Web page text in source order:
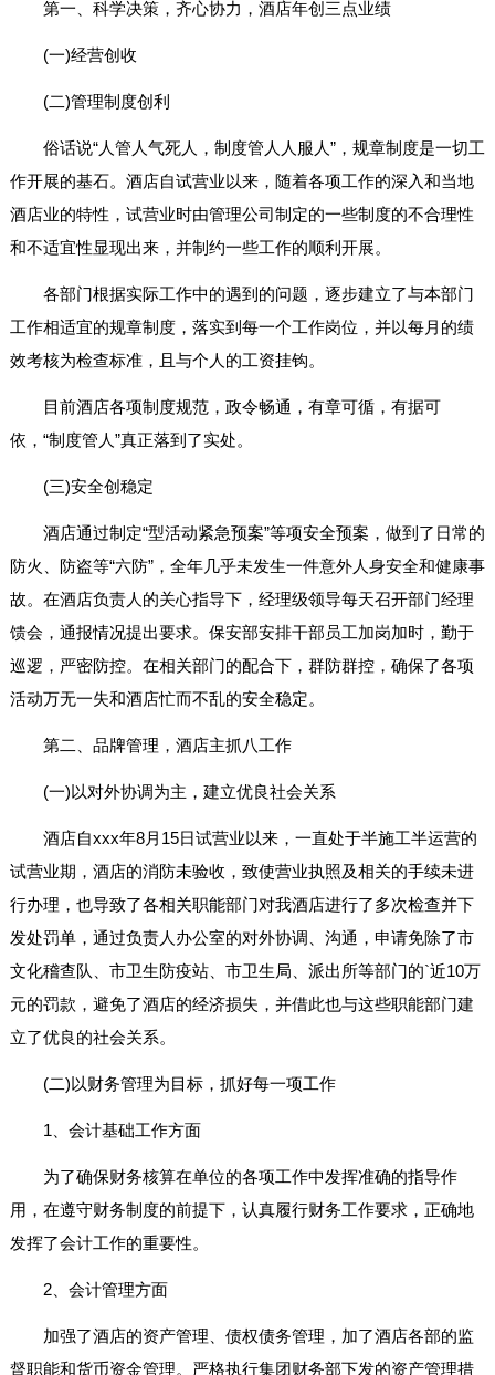
第一、科学决策，齐心协力，酒店年创三点业绩
(一)经营创收
(二)管理制度创利
俗话说“人管人气死人，制度管人人服人”，规章制度是一切工
作开展的基石。酒店自试营业以来，随着各项工作的深入和当地
酒店业的特性，试营业时由管理公司制定的一些制度的不合理性
和不适宜性显现出来，并制约一些工作的顺利开展。
各部门根据实际工作中的遇到的问题，逐步建立了与本部门
工作相适宜的规章制度，落实到每一个工作岗位，并以每月的绩
效考核为检查标准，且与个人的工资挂钩。
目前酒店各项制度规范，政令畅通，有章可循，有据可
依，“制度管人”真正落到了实处。
(三)安全创稳定
酒店通过制定“型活动紧急预案”等项安全预案，做到了日常的
防火、防盗等“六防”，全年几乎未发生一件意外人身安全和健康事
故。在酒店负责人的关心指导下，经理级领导每天召开部门经理
馈会，通报情况提出要求。保安部安排干部员工加岗加时，勤于
巡逻，严密防控。在相关部门的配合下，群防群控，确保了各项
活动万无一失和酒店忙而不乱的安全稳定。
第二、品牌管理，酒店主抓八工作
(一)以对外协调为主，建立优良社会关系
酒店自xxx年8月15日试营业以来，一直处于半施工半运营的
试营业期，酒店的消防未验收，致使营业执照及相关的手续未进
行办理，也导致了各相关职能部门对我酒店进行了多次检查并下
发处罚单，通过负责人办公室的对外协调、沟通，申请免除了市
文化稽查队、市卫生防疫站、市卫生局、派出所等部门的`近10万
元的罚款，避免了酒店的经济损失，并借此也与这些职能部门建
立了优良的社会关系。
(二)以财务管理为目标，抓好每一项工作
1、会计基础工作方面
为了确保财务核算在单位的各项工作中发挥准确的指导作
用，在遵守财务制度的前提下，认真履行财务工作要求，正确地
发挥了会计工作的重要性。
2、会计管理方面
加强了酒店的资产管理、债权债务管理，加了酒店各部的监
督职能和货币资金管理。严格执行集团财务部下发的资产管理措